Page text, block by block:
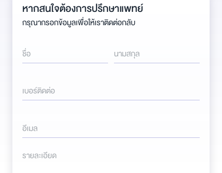
หากสนใจต้องการปรึกษาแพทย์
กรุณากรอกข้อมูลเพื่อให้เราติดต่อกลับ
ชื่อ นามสกุล
เบอร์ติดต่อ
อีเมล
รายละเอียด